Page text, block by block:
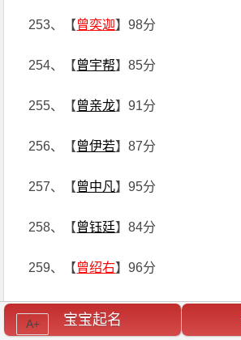
253、【曾奕迦】98分
254、【曾宇帮】85分
255、【曾亲龙】91分
256、【曾伊若】87分
257、【曾中凡】95分
258、【曾钰廷】84分
259、【曾绍右】96分
260、【曾纯瑞】83分
宝宝起名
A+